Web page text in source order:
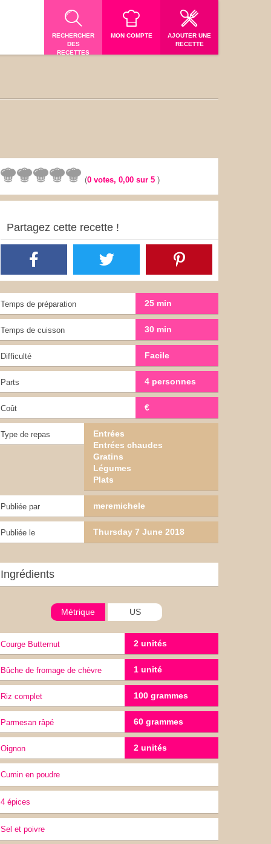
RECHERCHER
DES
RECETTES
MON COMPTE
AJOUTER UNE
RECETTE
(0 votes,0,00 sur 5)
Partagez cette recette !
Temps de préparation 25 min
Temps de cuisson 30 min
Difficulté Facile
Parts 4 personnes
Coût €
Type de repas
Entrées
Entrées chaudes
Gratins
Légumes
Plats
Publiée par meremichele
Publiée le Thursday 7 June 2018
Ingrédients
Métrique US
Courge Butternut 2 unités
Bûche de fromage de chèvre 1 unité
Riz complet 100 grammes
Parmesan râpé 60 grammes
oignon 2 unités
Cumin en poudre
4 épices
sel et poivre